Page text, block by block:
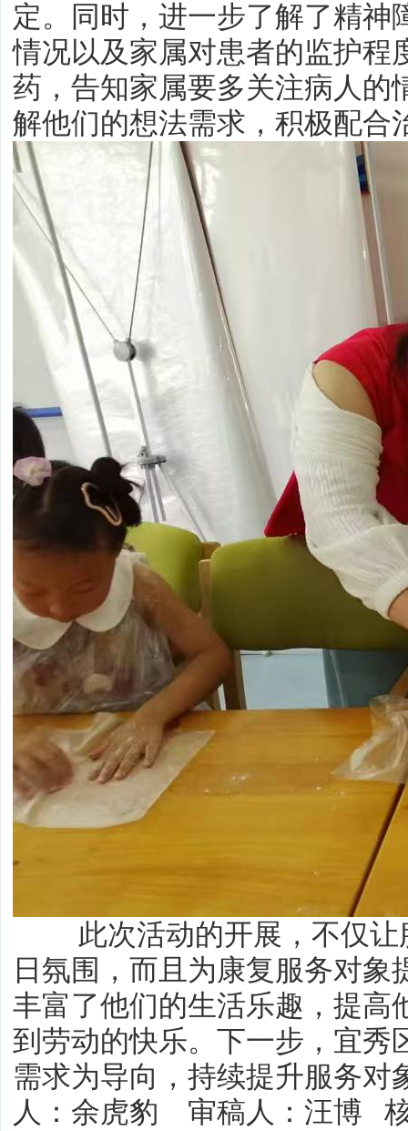
定。同时，进一步了解了精神
情况以及家属对患者的监护程
药，告知家属要多关注病人的
解他们的想法需求，积极配合
此次活动的开展，不仅让
日氛围，而且为康复服务对
丰富了他们的生活乐趣，提高
到劳动的快乐。下一步，宜秀
需求为导向，持续提升服务对
人：余虎豹 审稿人：汪博